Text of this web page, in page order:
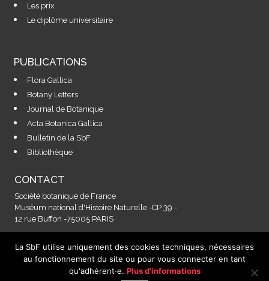
Les prix
Le diplôme universitaire
PUBLICATIONS
Flora Gallica
Botany Letters
Journal de Botanique
Acta Botanica Gallica
Bulletin de la SbF
Bibliothèque
CONTACT
Société botanique de France
Muséum national d'Histoire Naturelle -CP 39 -
12 rue Buffon -75005 PARIS
Contactez-nous à l'adresse :
secretariat@societebotaniquedefrance.fr
La SbF utilise uniquement des cookies techniques, nécessaires
au fonctionnement du site ou pour vous connecter en tant
qu'adhérent·e. Plus d'informations